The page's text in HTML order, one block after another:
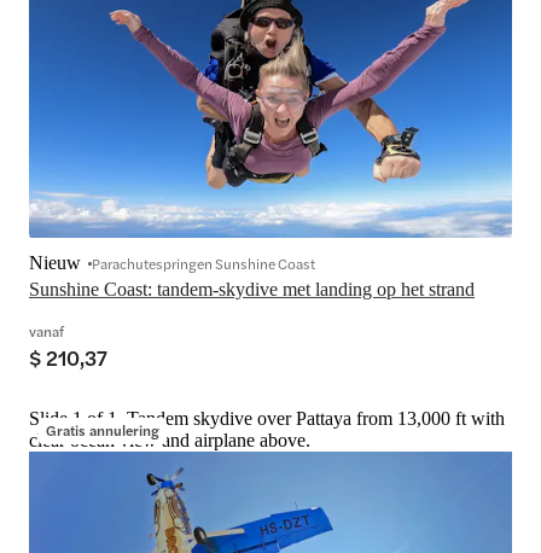
Sunshine Coast: tandem-skydive met landing op het strand
Nieuw Parachutespringen Sunshine Coast
vanaf
$ 210,37
Gratis annulering
Slide 1 of 1, Tandem skydive over Pattaya from 13,000 ft with
clear ocean view and airplane above.